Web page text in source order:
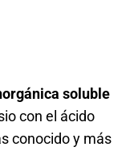
soluble
con el ácido
conocido y más